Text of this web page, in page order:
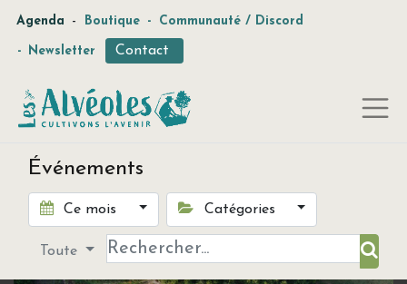
Agenda - Boutique - Communauté / Discord
- Newsletter Contact
Événements
Ce mois Catégories
Toute